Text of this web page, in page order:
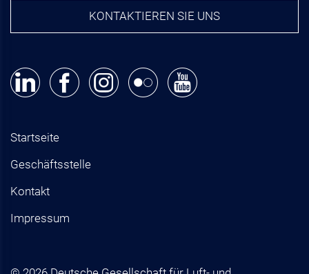
KONTAKTIEREN SIE UNS
Startseite
Geschäftsstelle
Kontakt
Impressum